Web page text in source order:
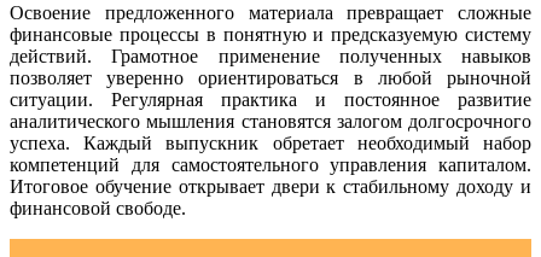
Освоение предложенного материала превращает сложные
финансовые процессы в понятную и предсказуемую систему
действий. Грамотное применение полученных навыков
позволяет уверенно ориентироваться в любой рыночной
ситуации. Регулярная практика и постоянное развитие
аналитического мышления становятся залогом долгосрочного
успеха. Каждый выпускник обретает необходимый набор
компетенций для самостоятельного управления капиталом.
Итоговое обучение открывает двери к стабильному доходу и
финансовой свободе.